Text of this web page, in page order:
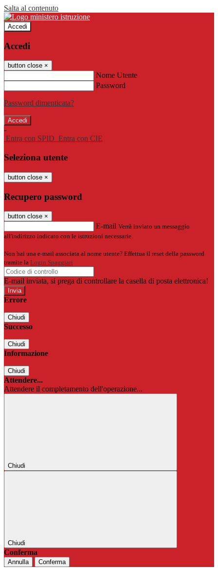
Salta al contenuto
Accedi
Accedi
button close ×
Nome Utente
Password
Password dimenticata?
-
Entra con SPID Entra con CIE
Seleziona utente
button close ×
Recupero password
button close ×
E-mail Verrà inviato un messaggio
all'indirizzo indicato con le istruzioni necessarie.
Non hai una e-mail associata al nome utente? Effettua il reset della password
tramite la Login Spaggiari
E-mail inviata, si prega di controllare la casella di posta elettronica!
Errore
Chiudi
Successo
Chiudi
Informazione
Chiudi
Attendere...
Attendere il completamento dell'operazione...
Chiudi
Chiudi
Conferma
Annulla Conferma